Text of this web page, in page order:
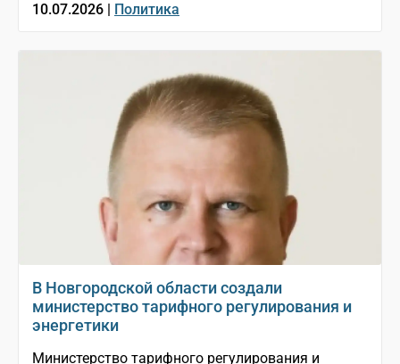
10.07.2026 | Политика
В Новгородской области создали
министерство тарифного регулирования и
энергетики
Министерство тарифного регулирования и